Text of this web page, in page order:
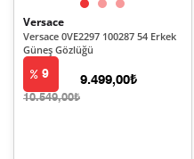
Versace
Versace 0VE2297 100287 54 Erkek
Güneş Gözlüğü
9
10.549,00₺
9.499,00₺